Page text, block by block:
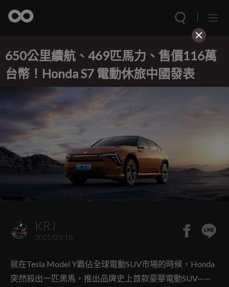
650公里續航、469匹馬力、售價116萬
台幣！Honda S7 電動休旅中國發表
KRJ
2025/03/18
就在Tesla Model Y霸佔全球電動SUV市場的時候，Honda
突然殺出一匹黑馬，推出品牌史上首款豪華電動SUV——